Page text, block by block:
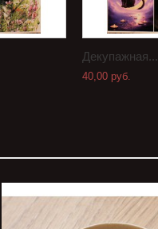
Декупажная...
40,00 руб.